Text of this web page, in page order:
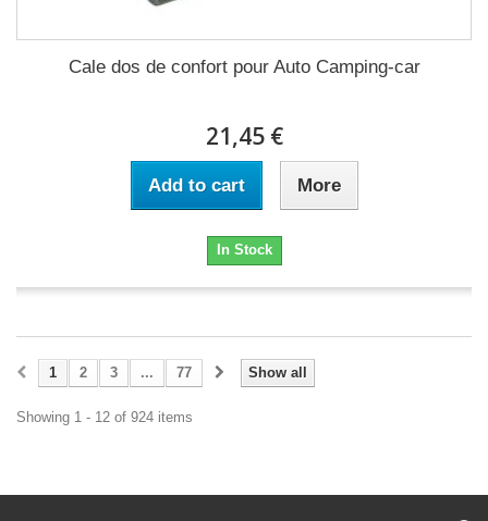
Cale dos de confort pour Auto Camping-car
21,45 €
Add to cart More
In Stock
Show all
1 2 3 ... 77
Showing 1 - 12 of 924 items